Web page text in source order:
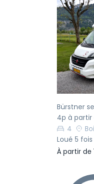
Bürstner
4p à partir
4
Loué 5 fois
À partir de